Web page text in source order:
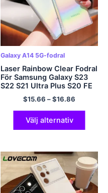
Galaxy A14 5G-fodral
Laser Rainbow Clear Fodral
För Samsung Galaxy S23
S22 S21 Ultra Plus S20 FE
A54 A34 A14 A53 A52
A23 A24 A25 A13 5G
Mjukt skal
$15.66 –$16.86
Välj alternativ